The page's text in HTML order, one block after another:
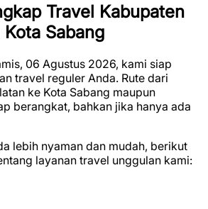
Travel Kabupaten
Sabang
06 Agustus 2026, kami siap
travel reguler Anda. Rute dari
ke Kota Sabang maupun
berangkat, bahkan jika hanya ada
lebih nyaman dan mudah, berikut
layanan travel unggulan kami: